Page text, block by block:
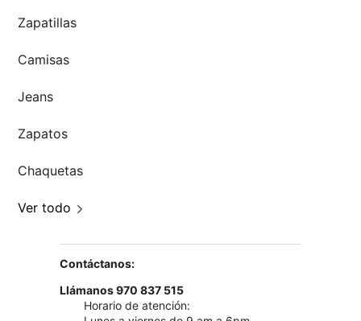
Zapatillas
Camisas
Jeans
Zapatos
Chaquetas
Ver todo
Contáctanos:
Llámanos 970 837 515
Horario de atención: